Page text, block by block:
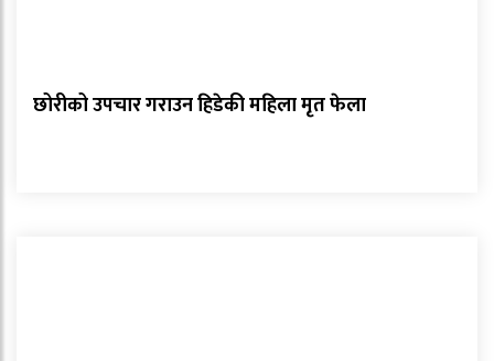
छोरीको उपचार गराउन हिडेकी महिला मृत फेला